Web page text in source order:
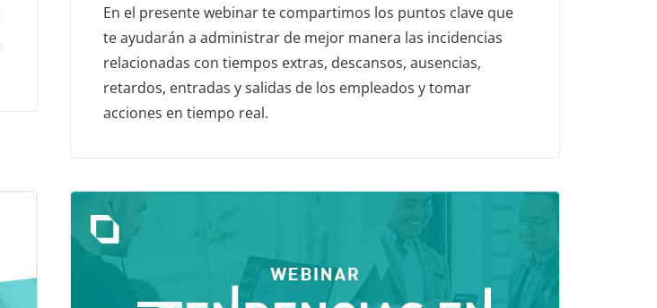
En el presente webinar te compartimos los puntos clave que
te ayudarán a administrar de mejor manera las incidencias
relacionadas con tiempos extras, descansos, ausencias,
retardos, entradas y salidas de los empleados y tomar
acciones en tiempo real.